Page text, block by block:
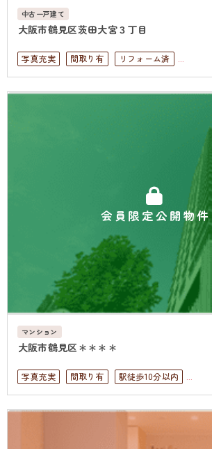
中古一戸建て
大阪市鶴見区茨田大宮３丁目
写真充実 間取り有
リフォーム済
ペット可
4LDK以上
駐車場１台無料
上下水道完備
会員限定公開物件
マンション
大阪市鶴見区＊＊＊＊
写真充実 間取り有
駅徒歩10分以内
上下水道完備